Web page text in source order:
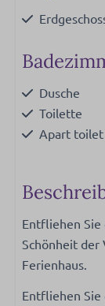
Dusche
Toilette
Apart toilet
Pfannen
Besteck
Esstisch
Schilder
Entfliehen Sie
Schönheit der
Ferienhaus.
Entfliehen Sie